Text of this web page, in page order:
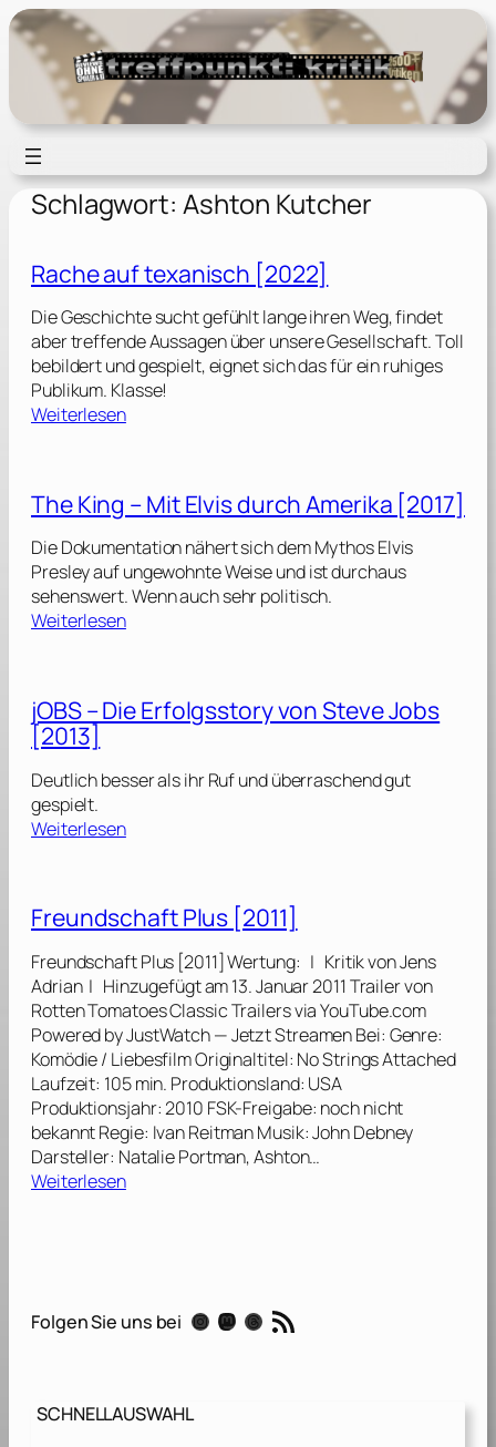
Zum
Inhalt
springen
Schlagwort: Ashton Kutcher
Rache auf texanisch [2022]
Die Geschichte sucht gefühlt lange ihren Weg, findet
aber treffende Aussagen über unsere Gesellschaft. Toll
bebildert und gespielt, eignet sich das für ein ruhiges
Publikum. Klasse!
Weiterlesen:
h
a
u
f
t
a
n
s
h
2
2
]
The King – Mit Elvis durch Amerika [2017]
Die Dokumentation nähert sich dem Mythos Elvis
Presley auf ungewohnte Weise und ist durchaus
sehenswert. Wenn auch sehr politisch.
Weiterlesen:
K
g
M
E
l
v
i
s
d
u
r
c
h
A
m
[
7
jOBS – Die Erfolgsstory von Steve Jobs
[2013]
Deutlich besser als ihr Ruf und überraschend gut
gespielt.
Weiterlesen:
S
–
D
i
e
E
r
f
o
l
g
s
y
S
Freundschaft Plus [2011]
Freundschaft Plus [2011] Wertung: | Kritik von Jens
Adrian | Hinzugefügt am 13. Januar 2011 Trailer von
Rotten Tomatoes Classic Trailers via YouTube.com
Powered by JustWatch — Jetzt Streamen Bei: Genre:
Komödie / Liebesfilm Originaltitel: No Strings Attached
Laufzeit: 105 min. Produktionsland: USA
Produktionsjahr: 2010 FSK-Freigabe: noch nicht
bekannt Regie: Ivan Reitman Musik: John Debney
Darsteller: Natalie Portman, Ashton…
Weiterlesen:
d
a
Folgen Sie uns bei Instagram Mastodon Threads RSS-Feed
SCHNELLAUSWAHL